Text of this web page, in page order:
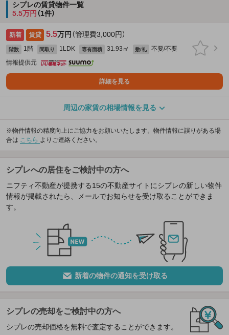
シプレの賃貸物件一覧
5.5万円 （1件）
新着 賃貸 5.5万円 （管理費3,000円）
階数 1階 間取り 1LDK 専有面積 31.93㎡ 敷/礼
不要/不要
情報提供元
詳細を見る
周辺の家賃の相場情報を見る
※物件情報の精度向上にご協力をお願いいたします。物件情報に誤りがある場
合は こちら よりご連絡ください。
シプレへの居住をご検討中の方へ
ニフティ不動産が提携する15の不動産サイトにシプレの新しい物件
情報が掲載されたら、メールでお知らせを受け取ることができま
す。
新着の物件の通知を受け取る
シプレの売却をご検討中の方へ
シプレの売却価格を無料で査定することができます。